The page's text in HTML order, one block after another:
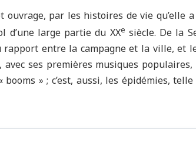
ouvrage, par les histoires de vie qu’elle
d’une large partie du XXe siècle. De la
rapport entre la campagne et la ville, et
avec ses premières musiques
» ; c’est, aussi, les épidémies,